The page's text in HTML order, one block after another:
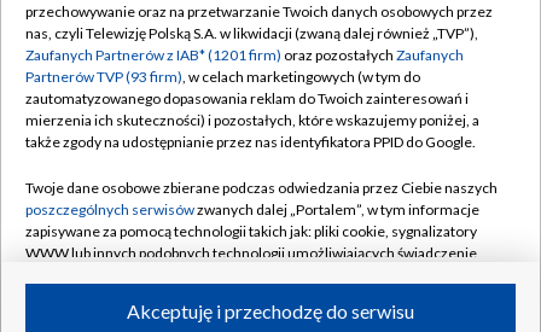
Abonament TVP
Emisja w TVP
Centrum informacji TVP
Naziemna Telewizja Cyfrowa
Rada Programowa
System NOS
Informacje o nadawcy
Program dla prasy
Regulamin TVP
Polityka prywatności
Moje zgody
Pomoc
Kontakt
Kanały
przechowywanie oraz na przetwarzanie Twoich danych osobowych przez
nas, czyli Telewizję Polską S.A. w likwidacji (zwaną dalej również „TVP”),
Zaufanych Partnerów z IAB* (1201 firm) oraz pozostałych Zaufanych
Partnerów TVP (93 firm), w celach marketingowych (w tym do
zautomatyzowanego dopasowania reklam do Twoich zainteresowań i
mierzenia ich skuteczności) i pozostałych, które wskazujemy poniżej, a
także zgody na udostępnianie przez nas identyfikatora PPID do Google.
Twoje dane osobowe zbierane podczas odwiedzania przez Ciebie naszych
poszczególnych serwisówzwanych dalej „Portalem”, w tym informacje
zapisywane za pomocą technologii takich jak: pliki cookie, sygnalizatory
WWW lub innych podobnych technologii umożliwiających świadczenie
ruchu w Internecie.Akceptuję i przechodzę do serwisu